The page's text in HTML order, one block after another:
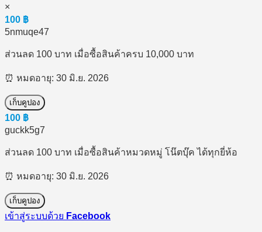
×
100 ฿
5nmuqe47
ส่วนลด 100 บาท เมื่อซื้อสินค้าครบ 10,000 บาท
หมดอายุ: 30 มิ.ย. 2026
เก็บคูปอง
100 ฿
guckk5g7
ส่วนลด 100 บาท เมื่อซื้อสินค้าหมวดหมู่ โน๊ตบุ๊ค ได้ทุกยี่ห้อ
หมดอายุ: 30 มิ.ย. 2026
เก็บคูปอง
เข้าสู่ระบบด้วย Facebook